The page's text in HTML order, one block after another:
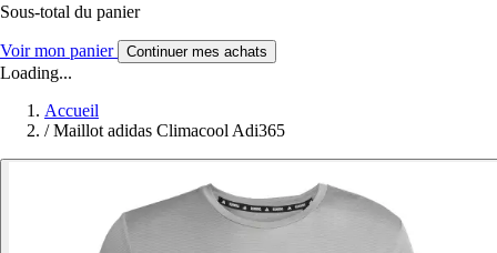
Sous-total du panier
Voir mon panier Continuer mes achats
Loading...
Accueil
/ Maillot adidas Climacool Adi365